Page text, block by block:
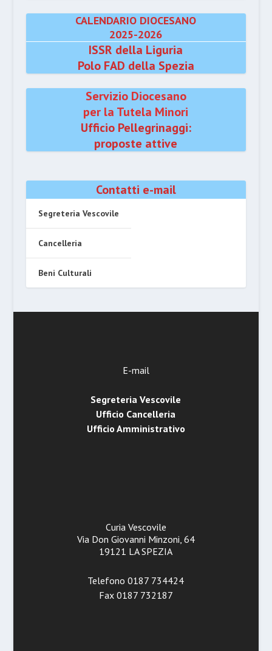
CALENDARIO DIOCESANO
2025-2026
ISSR della Liguria
Polo FAD della Spezia
Servizio Diocesano
per la Tutela Minori
Ufficio Pellegrinaggi:
proposte attive
Contatti e-mail
Segreteria Vescovile
Cancelleria
Beni Culturali
E-mail
Segreteria Vescovile
Ufficio Cancelleria
Ufficio Amministrativo
Curia Vescovile
Via Don Giovanni Minzoni, 64
19121 LA SPEZIA
Telefono 0187 734424
Fax 0187 732187